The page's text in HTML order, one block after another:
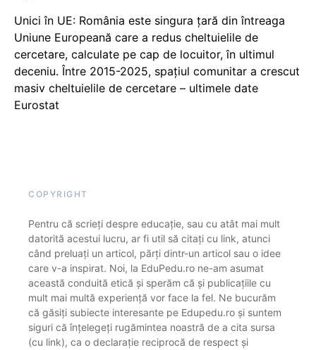
Unici în UE: România este singura țară din întreaga
Uniune Europeană care a redus cheltuielile de
cercetare, calculate pe cap de locuitor, în ultimul
deceniu. Între 2015-2025, spațiul comunitar a crescut
masiv cheltuielile de cercetare – ultimele date
Eurostat
COPYRIGHT
Pentru că scrieți despre educație, sau cu atât mai mult
datorită acestui lucru, ar fi util să citați cu link, atunci
când preluați un articol, părți dintr-un articol sau o idee
care v-a inspirat. Noi, la EduPedu.ro ne-am asumat
această conduită etică și sperăm că și publicațiile cu
mult mai multă experiență vor face la fel. Ne bucurăm
că găsiți subiecte interesante pe Edupedu.ro și suntem
siguri că înțelegeți rugămintea noastră de a cita sursa
(cu link), ca o declarație reciprocă de respect și